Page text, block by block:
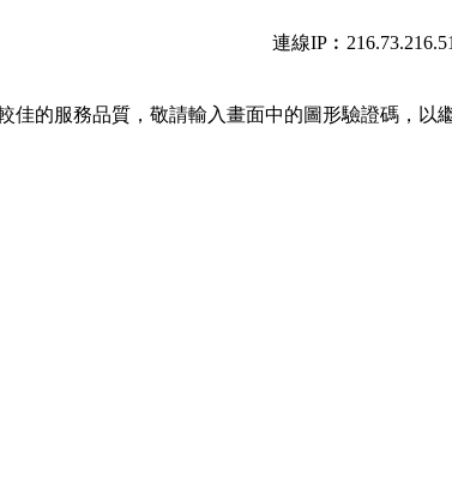
連線
佳的服務品質，敬請輸入畫面中的圖形驗證碼，以